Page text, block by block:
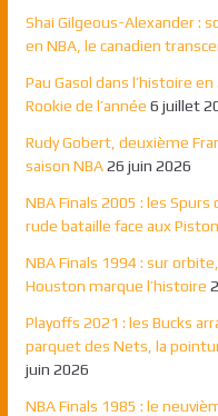
Shai Gilgeous-Alexander :
en NBA, le canadien
Pau Gasol dans l’histoire
Rookie de l’année 6 juillet
Rudy Gobert, deuxième
saison NBA 26 juin 2026
NBA Finals 2005 : les
rude bataille face aux
NBA Finals 1994 : sur
Houston marque l’histoire
Playoffs 2021 : les Bucks
parquet des Nets, la
juin 2026
NBA Finals 1985 : le